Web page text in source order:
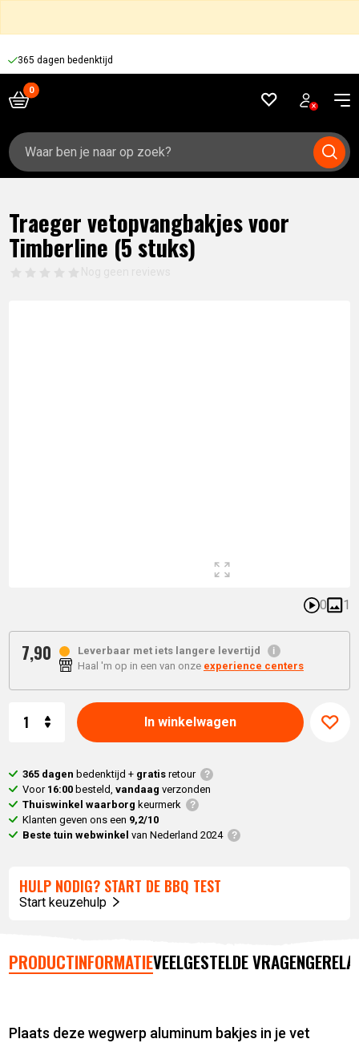
365 dagen bedenktijd
Zoeken
naar:
Traeger vetopvangbakjes voor
Timberline (5 stuks)
0 1
7,90
Leverbaar met iets langere levertijd
Haal 'm op in een van onze experience centers
In winkelwagen
365 dagen bedenktijd + gratisretour
Voor 16:00 besteld,vandaag verzonden
Thuiswinkel waarborg keurmerk
Klanten geven ons een 9,2/10
Beste tuin webwinkel van Nederland 2024
HULP NODIG? START DE BBQ TEST
Start keuzehulp
PRODUCTINFORMATIEVEELGESTELDE VRAGEN
Plaats deze wegwerp aluminum bakjes in je vet